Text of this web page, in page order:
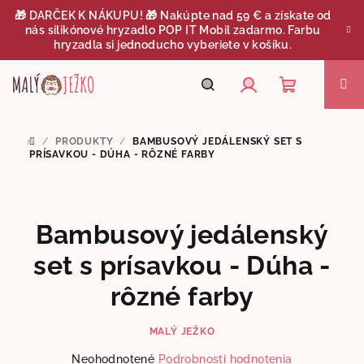
Prejsť
🎁 DARČEK K NÁKUPU! 🎁 Nakúpte nad 59 € a získate od
nás silikónové hryzadlo POP IT Mobil zadarmo. Farbu
hryzadla si jednoducho vyberiete v košíku.
Nákupný
DOMOV
/ PRODUKTY /
BAMBUSOVÝ JEDÁLENSKÝ SET S
PRÍSAVKOU - DÚHA - RÔZNÉ FARBY
Bambusový jedálenský
set s prísavkou - Dúha -
rôzné farby
MALÝ JEŽKO
Priemerné
Neohodnotené Podrobnosti hodnotenia